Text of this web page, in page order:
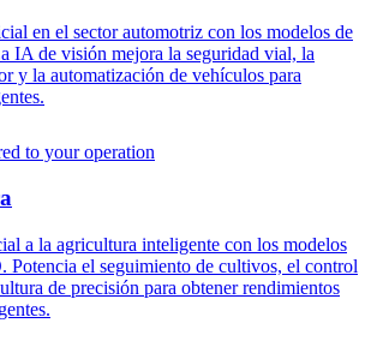
en el sector automotriz con los modelos de
IA de visión mejora la seguridad vial, la
y la automatización de vehículos para
a la agricultura inteligente con los modelos
el seguimiento de cultivos, el control
de precisión para obtener rendimientos